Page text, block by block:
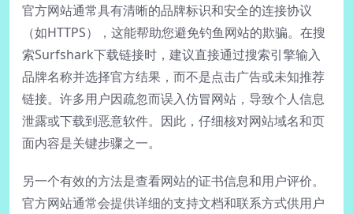
官方网站通常具有清晰的品牌标识和安全的连接协议
（如HTTPS），这能帮助您避免钓鱼网站的欺骗。在搜
索Surfshark下载链接时，建议直接通过搜索引擎输入
品牌名称并选择官方结果，而不是点击广告或未知推荐
链接。许多用户因疏忽而误入仿冒网站，导致个人信息
泄露或下载到恶意软件。因此，仔细核对网站域名和页
面内容是关键步骤之一。
另一个有效的方法是查看网站的证书信息和用户评价。
官方网站通常会提供详细的支持文档和联系方式供用户